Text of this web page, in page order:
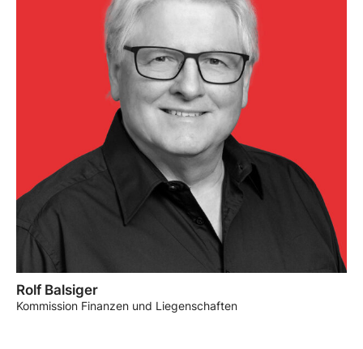
Rolf Balsiger
Kommission Finanzen und Liegenschaften